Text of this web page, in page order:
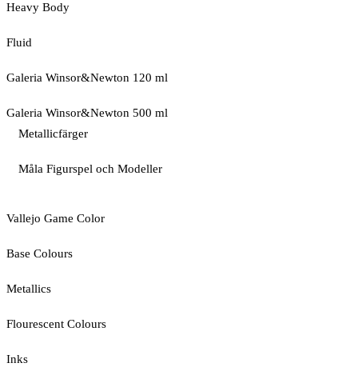
Heavy Body
Fluid
Galeria Winsor&Newton 120 ml
Galeria Winsor&Newton 500 ml
Metallicfärger
Måla Figurspel och Modeller
Vallejo Game Color
Base Colours
Metallics
Flourescent Colours
Inks